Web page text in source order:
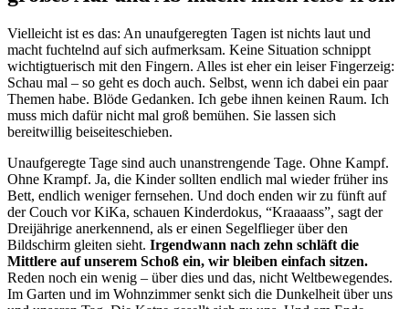
Vielleicht ist es das: An unaufgeregten Tagen ist nichts laut und
macht fuchtelnd auf sich aufmerksam. Keine Situation schnippt
wichtigtuerisch mit den Fingern. Alles ist eher ein leiser Fingerzeig:
Schau mal – so geht es doch auch. Selbst, wenn ich dabei ein paar
Themen habe. Blöde Gedanken. Ich gebe ihnen keinen Raum. Ich
muss mich dafür nicht mal groß bemühen. Sie lassen sich
bereitwillig beiseiteschieben.
Unaufgeregte Tage sind auch unanstrengende Tage. Ohne Kampf.
Ohne Krampf. Ja, die Kinder sollten endlich mal wieder früher ins
Bett, endlich weniger fernsehen. Und doch enden wir zu fünft auf
der Couch vor KiKa, schauen Kinderdokus, “Kraaaass”, sagt der
Dreijährige anerkennend, als er einen Segelflieger über den
Bildschirm gleiten sieht. Irgendwann nach zehn schläft die
Mittlere auf unserem Schoß ein, wir bleiben einfach sitzen.
Reden noch ein wenig – über dies und das, nicht Weltbewegendes.
Im Garten und im Wohnzimmer senkt sich die Dunkelheit über uns